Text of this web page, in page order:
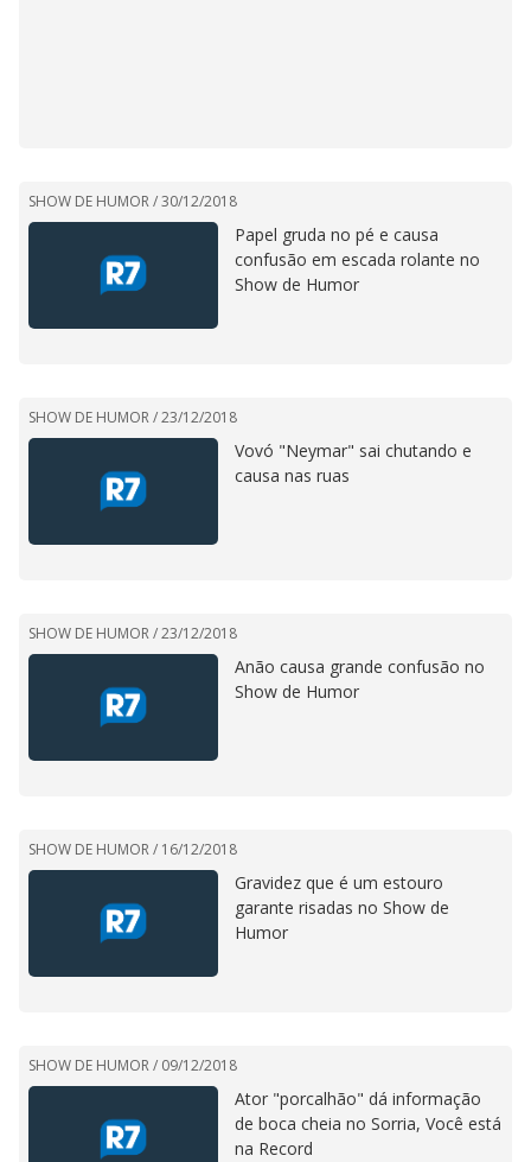
SHOW DE HUMOR /30/12/2018
Papel gruda no pé e causa
confusão em escada rolante no
Show de Humor
SHOW DE HUMOR /23/12/2018
Vovó "Neymar" sai chutando e
causa nas ruas
SHOW DE HUMOR /23/12/2018
Anão causa grande confusão no
Show de Humor
SHOW DE HUMOR / 16/12/2018
Gravidez que é um estouro
garante risadas no Show de
Humor
SHOW DE HUMOR / 09/12/2018
Ator "porcalhão" dá informação
de boca cheia no Sorria, Você está
na Record